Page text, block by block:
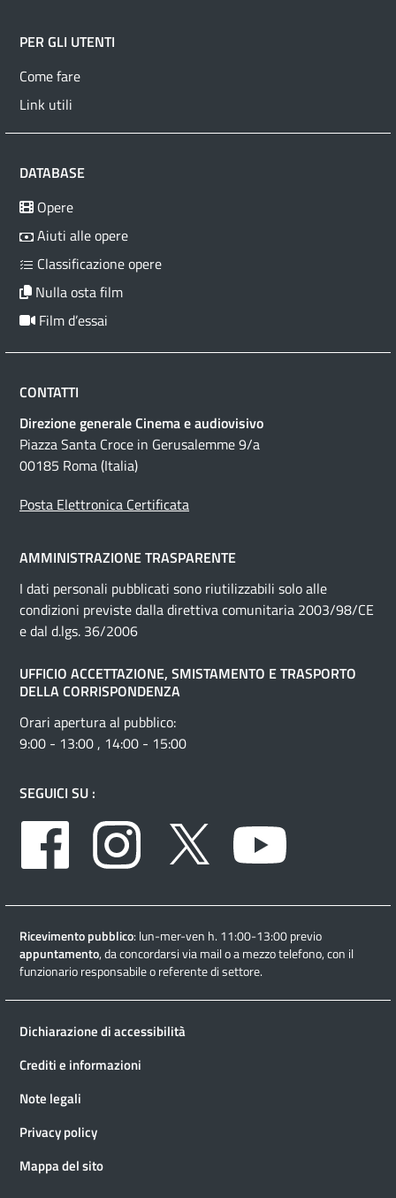
PER GLI UTENTI
Come fare
Link utili
DATABASE
Opere
Aiuti alle opere
Classificazione opere
Nulla osta film
Film d’essai
CONTATTI
Direzione generale Cinema e audiovisivo
Piazza Santa Croce in Gerusalemme 9/a
00185 Roma (Italia)
Posta Elettronica Certificata
AMMINISTRAZIONE TRASPARENTE
I dati personali pubblicati sono riutilizzabili solo alle
condizioni previste dalla direttiva comunitaria 2003/98/CE
e dal d.lgs. 36/2006
UFFICIO ACCETTAZIONE, SMISTAMENTO E TRASPORTO
DELLA CORRISPONDENZA
Orari apertura al pubblico:
9:00 - 13:00 , 14:00 - 15:00
SEGUICI SU :
Facebook
Instagram Twitter
Ricevimento pubblico: lun-mer-ven h. 11:00-13:00 previo
appuntamento, da concordarsi via mail o a mezzo telefono, con il
funzionario responsabile o referente di settore.
Dichiarazione di accessibilità
Crediti e informazioni
Note legali
Privacy policy
Mappa del sito